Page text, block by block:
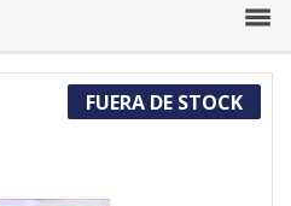
FUERA DE STOCK